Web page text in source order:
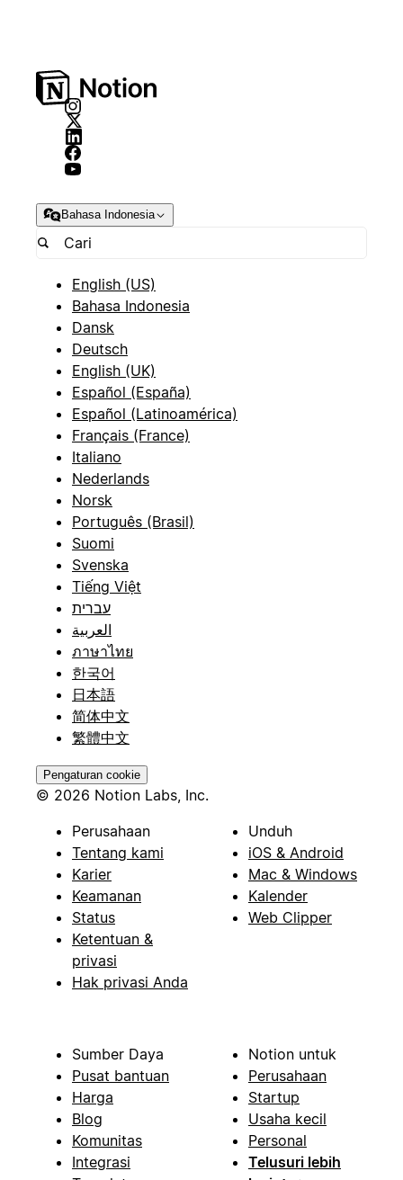
Bahasa Indonesia
English (US)
Bahasa Indonesia
Dansk
Deutsch
English (UK)
Español (España)
Español (Latinoamérica)
Français (France)
Italiano
Nederlands
Norsk
Português (Brasil)
Suomi
Svenska
Tiếng Việt
עברית
العربية
ภาษาไทย
한국어
日本語
简体中文
繁體中文
Pengaturan cookie
© 2026 Notion Labs, Inc.
Perusahaan
Tentang kami
Karier
Keamanan
Status
Ketentuan &
privasi
Hak privasi Anda
Unduh
iOS & Android
Mac & Windows
Kalender
Web Clipper
Sumber Daya
Pusat bantuan
Harga
Blog
Komunitas
Integrasi
Notion untuk
Perusahaan
Startup
Usaha kecil
Personal
Telusuri lebih